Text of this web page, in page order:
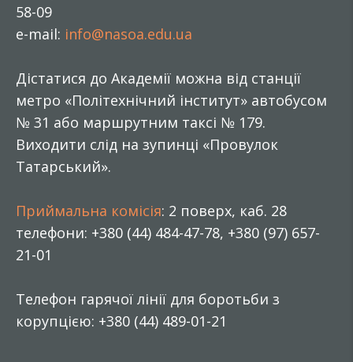
58-09
e-mail: info@nasoa.edu.ua
Дістатися до Академії можна від станції
метро «Політехнічний інститут» автобусом
№ 31 або маршрутним таксі № 179.
Виходити слід на зупинці «Провулок
Татарський».
Приймальна комісія: 2 поверх, каб. 28
телефони: +380 (44) 484-47-78, +380 (97) 657-
21-01
Телефон гарячої лінії для боротьби з
корупцією: +380 (44) 489-01-21